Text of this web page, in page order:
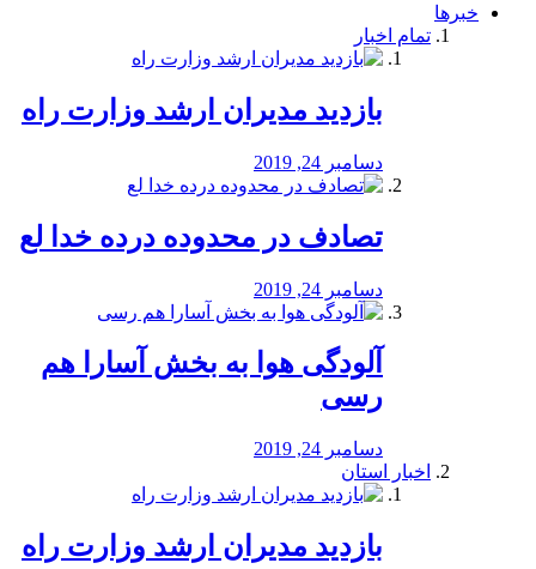
خبرها
تمام اخبار
بازدید مدیران ارشد وزارت راه
دسامبر 24, 2019
تصادف در محدوده درده خدا لع
دسامبر 24, 2019
آلودگی هوا به بخش آسارا هم
رسی
دسامبر 24, 2019
اخبار استان
بازدید مدیران ارشد وزارت راه